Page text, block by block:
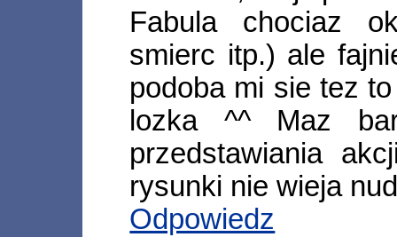
Fabula chociaz
smierc itp.) ale
podoba mi sie tez
lozka ^^ Maz
przedstawiania
rysunki nie wieja
Odpowiedz